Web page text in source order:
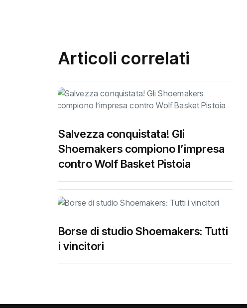
Articoli correlati
Salvezza conquistata! Gli
Shoemakers compiono l’impresa
contro Wolf Basket Pistoia
Borse di studio Shoemakers: Tutti
i vincitori